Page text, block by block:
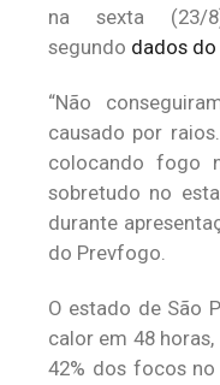
na sexta
segundo dados do
“Não
causado por
colocando fogo
sobretudo no
durante
do Prevfogo.
O estado de São
calor em 48
42% dos focos